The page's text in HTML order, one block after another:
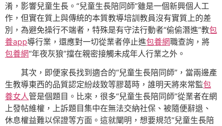
淆，影響兒童生長。“兒童生長陪同師”雖是一個新興個人工
作，但實在質上與傳統的本質教導培訓教員沒有實質上的差
別，為避免操行不端者，特殊是有守法行動者“偷偷潛進”教包
養app導行業，還應對一切從業者停止進包養網職查詢，將
包養網“年夜灰狼”擋在親密接觸未成年人行業之外。
其次，即便家長找到適合的“兒童生長陪同師”，當兩邊產
生教導東西的品質認定紛歧致等膠葛時，誰明天將來常監包
養女人管是個題目。比來，很多“兒童生長陪同師”從業者在網
上發帖維權，上訴題目集中在無法交納社保、被隨便辭退、
休息權益難以保證等方面。這就闡明，想要規范“兒童生長陪